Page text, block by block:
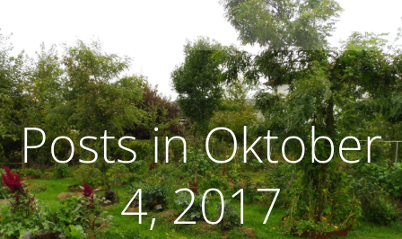
Zum
Inhalt
springen
Posts in Oktober
4, 2017